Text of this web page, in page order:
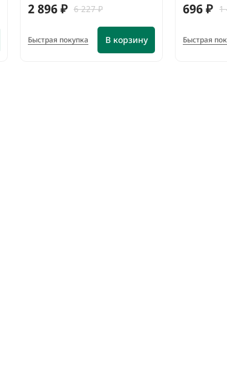
2 896 ₽ 6 227 ₽
В корзину
Быстрая покупка
696 ₽ 1
Быстрая